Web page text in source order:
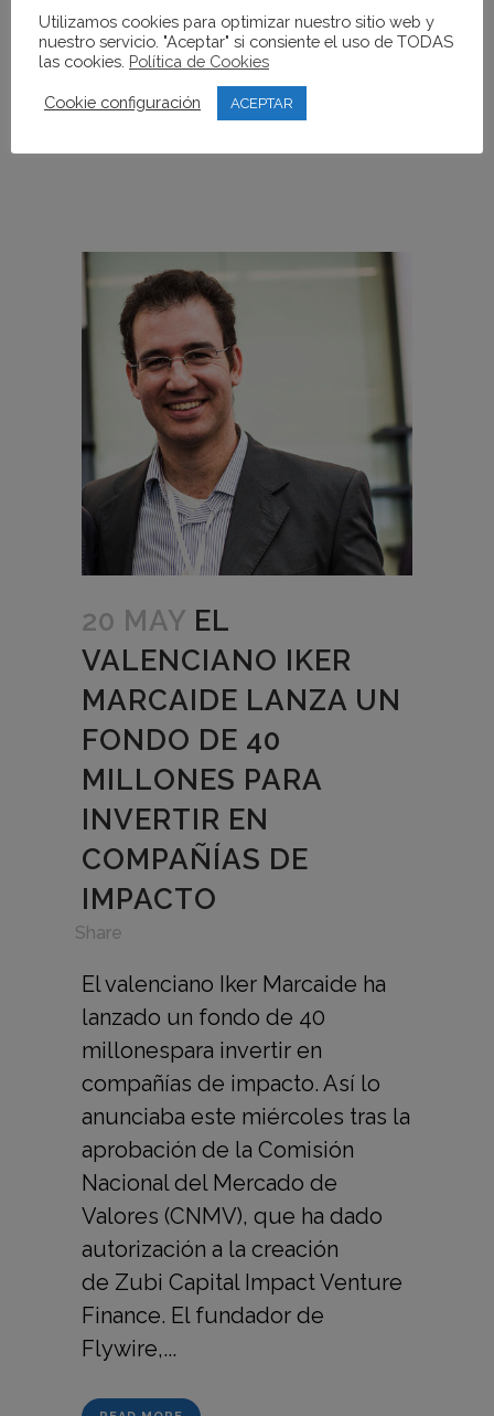
Asociación Iberoamericana de
Cámaras...
20 MAY EL
VALENCIANO IKER
MARCAIDE LANZA UN
FONDO DE 40
MILLONES PARA
INVERTIR EN
COMPAÑÍAS DE
IMPACTO
Share
El valenciano Iker Marcaide ha
lanzado un fondo de 40
millonespara invertir en
compañías de impacto. Así lo
anunciaba este miércoles tras la
aprobación de la Comisión
Nacional del Mercado de
Valores (CNMV), que ha dado
autorización a la creación
de Zubi Capital Impact Venture
Finance. El fundador de
Flywire,...
Utilizamos cookies para optimizar nuestro sitio web y
nuestro servicio. "Aceptar" si consiente el uso de TODAS
las cookies. Política de Cookies
Cookie configuración ACEPTAR